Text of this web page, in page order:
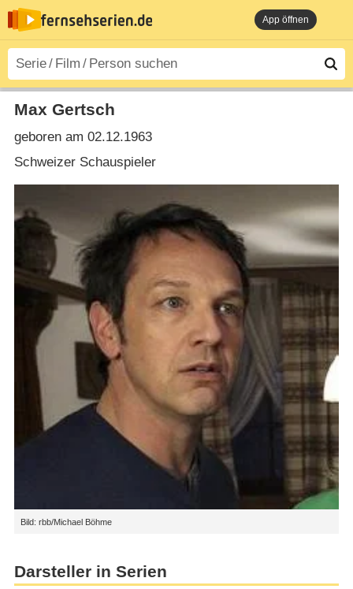
App öffnen
Bild: rbb/Michael Böhme
Max Gertsch
geboren am 02.12.1963
Schweizer Schauspieler
Darsteller in Serien